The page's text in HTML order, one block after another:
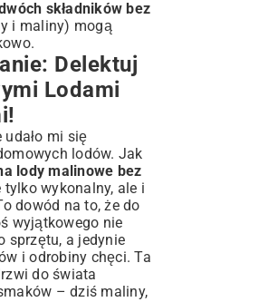
składników bez
i maliny) mogą
Delektuj
Lodami
udało mi się
lodów. Jak
lody malinowe bez
tylko wykonalny, ale i
dowód na to, że do
wyjątkowego nie
sprzętu, a jedynie
i odrobiny chęci. Ta
do świata
– dziś maliny,